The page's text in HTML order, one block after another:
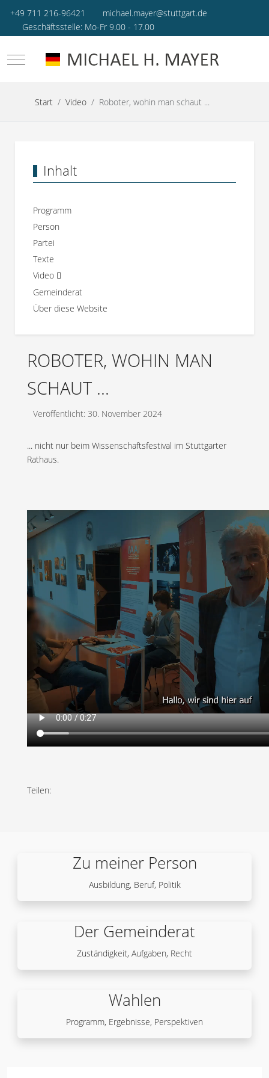
+49 711 216-96421
michael.mayer@stuttgart.de
Geschäftsstelle: Mo-Fr 9.00 - 17.00
Mobile Menu Toggle
Start Video Roboter, wohin man schaut ...
Inhalt
Programm
Person
Partei
Texte
Video
Gemeinderat
Über diese Website
ROBOTER, WOHIN MAN
SCHAUT ...
Veröffentlicht: 30. November 2024
... nicht nur beim Wissenschaftsfestival im Stuttgarter
Rathaus.
Teilen:
Zu meiner Person
Ausbildung, Beruf, Politik
Der Gemeinderat
Zuständigkeit, Aufgaben, Recht
Wahlen
Programm, Ergebnisse, Perspektiven